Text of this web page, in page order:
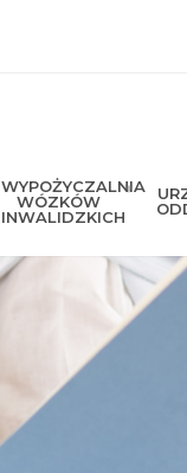
WYPOŻYCZALNIA
WÓZKÓW
INWALIDZKICH